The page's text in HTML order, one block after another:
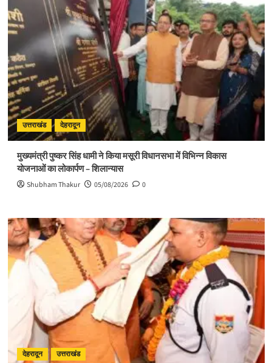
उत्तराखंड देहरादून
मुख्यमंत्री पुष्कर सिंह धामी ने किया मसूरी विधानसभा में विभिन्न विकास
योजनाओं का लोकार्पण – शिलान्यास
Shubham Thakur 05/08/2026 0
देहरादून उत्तराखंड